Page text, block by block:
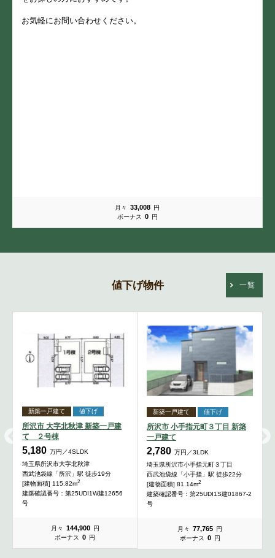
お気軽にお問い合わせください。
月々 33,008 円
ボーナス
0 円
値下げ物件 一覧
新築一戸建て 値下げ
所沢市 大字北秋津 新築一戸建
て ２号棟
5,180 万円／4SLDK
埼玉県所沢市大字北秋津
西武池袋線「所沢」駅 徒歩19分
[建物面積] 115.82m2
建築確認番号：第25UDI1W建12656
号
月々 144,900 円
ボーナス
0 円
新築一戸建て 値下げ
所沢市 小手指元町３丁目 新築
一戸建て
2,780 万円／3LDK
埼玉県所沢市小手指元町３丁目
西武池袋線「小手指」駅 徒歩22分
[建物面積] 81.14m2
建築確認番号：第25UDI1S建01867-2
号
月々 77,765 円
ボーナス
0 円